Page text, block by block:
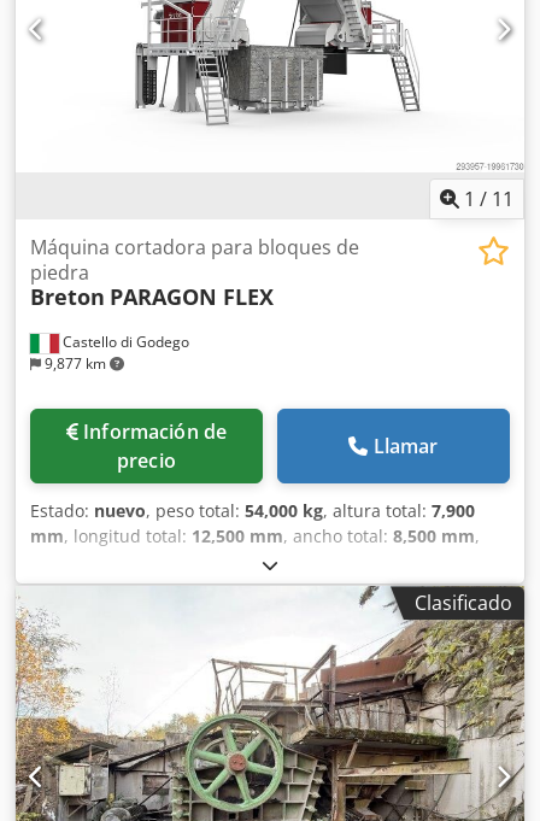
1 / 11
Castello di Godego
9,877 km
Máquina cortadora para bloques de
piedra
Breton PARAGON FLEX
Información de
precio
Llamar
Estado: nuevo, peso total: 54,000 kg, altura total: 7,900
mm, longitud total: 12,500 mm, ancho total: 8,500 mm,
3,700 mm
(máx.):2,200 mm, Breton Paragon Flex es la máquina
multicable diamantado para cortar bloques de mármol o
granito y cortar losas de espesor reducido. Csdpfxjxbg Rcj
Actorf Máquina multicable diamantado para cortar losas
de 12, 20 o 30 mm de espesor. La robustez estructural,
combinada con el característico sistema triangular,
permite cortar bloques de mármol y granito para obtener
losas de distintos espesores, incluso muy finas.
Negociación confidencial
Clasificado